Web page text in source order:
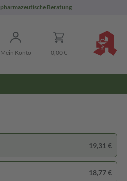
pharmazeutische Beratung
Mein Konto 0,00 €
19,31 €
18,77 €